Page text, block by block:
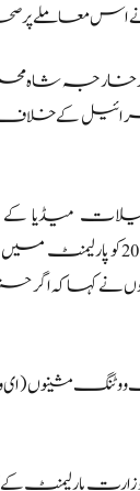
نے اس معاملے پر
خارجہ شاہ
اسرائیل کے
میڈیا کے
اطلاعات فواد چوہدری نے کہا کہ حکومت
نے
مشینوں (ای